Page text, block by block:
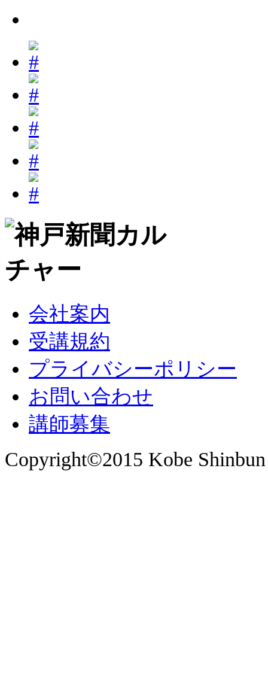
会社案内
受講規約
プライバシーポリシー
お問い合わせ
講師募集
Copyright©2015 Kobe